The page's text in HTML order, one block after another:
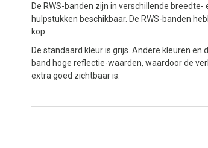
De RWS-banden zijn in verschillende
hulpstukken beschikbaar. De RWS-banden
kop.
De standaard kleur is grijs. Andere kleuren en
band hoge reflectie-waarden, waardoor de
extra goed zichtbaar is.